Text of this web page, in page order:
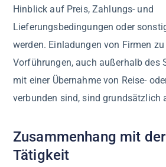
Hinblick auf Preis, Zahlungs- und
Lieferungsbedingungen oder
werden. Einladungen von Firmen
Vorführungen, auch außerhalb des
mit einer Übernahme von Reise-
verbunden sind, sind grundsätzlich
Zusammenhang mit
Tätigkeit